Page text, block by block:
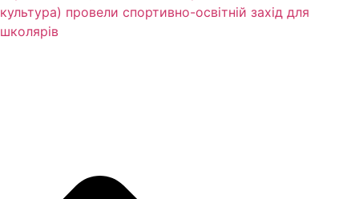
культура) провели спортивно-освітній захід для
школярів